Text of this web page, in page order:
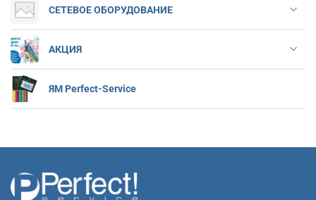
СЕТЕВОЕ ОБОРУДОВАНИЕ
АКЦИЯ
ЯМ Perfect-Service